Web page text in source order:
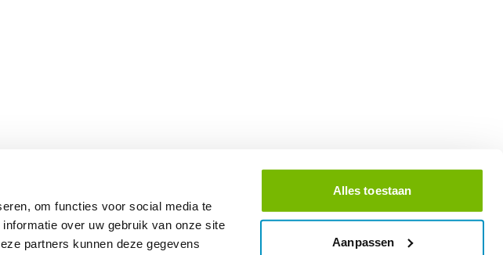
om functies voor social media te
over uw gebruik van onze site
partners kunnen deze gegevens
Alles toestaan
Aanpassen